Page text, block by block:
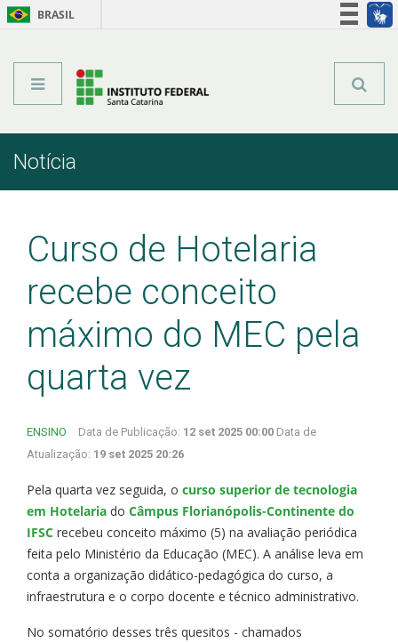
BRASIL
NotíciaInício
Curso de Hotelaria
recebe conceito
máximo do MEC pela
quarta vez
ENSINO Data de Publicação: 12 set 2025 00:00 Data de
Atualização: 19 set 2025 20:26
Pela quarta vez seguida, o curso superior de tecnologia
em Hotelaria do Câmpus Florianópolis-Continente do
IFSC recebeu conceito máximo (5) na avaliação periódica
feita pelo Ministério da Educação (MEC). A análise leva em
conta a organização didático-pedagógica do curso, a
infraestrutura e o corpo docente e técnico administrativo.
No somatório desses três quesitos - chamados